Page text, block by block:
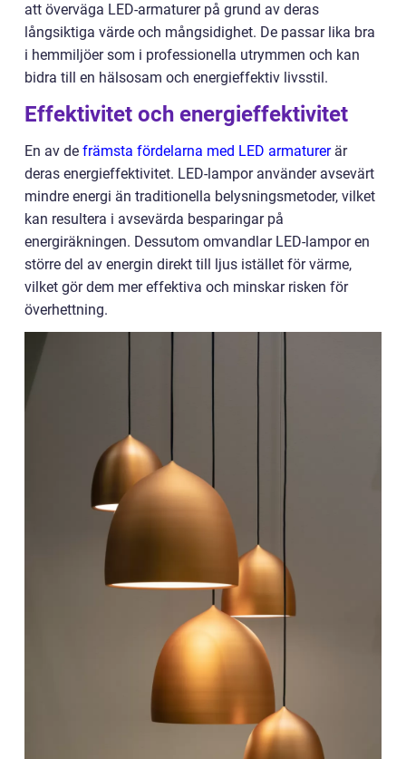
att överväga LED-armaturer på grund av deras
långsiktiga värde och mångsidighet. De passar lika bra
i hemmiljöer som i professionella utrymmen och kan
bidra till en hälsosam och energieffektiv livsstil.
Effektivitet och energieffektivitet
En av de främsta fördelarna med LED armaturerär
deras energieffektivitet. LED-lampor använder avsevärt
mindre energi än traditionella belysningsmetoder, vilket
kan resultera i avsevärda besparingar på
energiräkningen. Dessutom omvandlar LED-lampor en
större del av energin direkt till ljus istället för värme,
vilket gör dem mer effektiva och minskar risken för
överhettning.